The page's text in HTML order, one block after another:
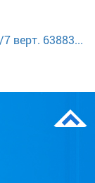
верт. 63883...